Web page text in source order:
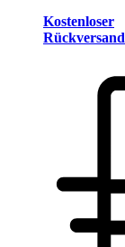
Kostenloser
Rückversand